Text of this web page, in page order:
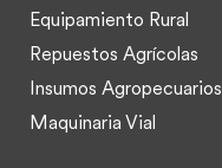
Equipamiento Rural
Repuestos Agrícolas
Insumos Agropecuarios
Maquinaria Vial